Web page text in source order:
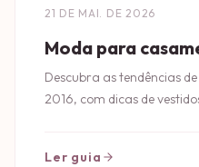
21 DE MAI. DE 2026
Moda para
Descubra as tendências
2016, com dicas de
Ler guia